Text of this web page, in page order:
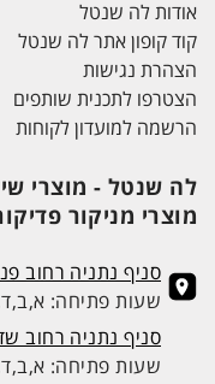
אודות לה שנטל
קוד קופון אתר לה שנטל
הצהרת נגישות
הצטרפו לתכנית שותפים
הרשמה למועדון לקוחות
לה שנטל - מוצרי
מוצרי מניקור
סניף נתניה רחוב
שעות פתיחה: א,ב,ד,ה : 9:00-15:00, ג:
סניף נתניה רחוב שד
שעות פתיחה: א,ב,ד,ה : 9:00-18:00, ג,ו: